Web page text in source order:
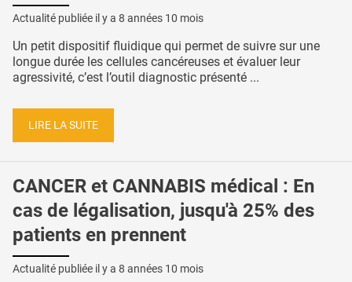
Actualité publiée il y a 8 années 10 mois
Un petit dispositif fluidique qui permet de suivre sur une
longue durée les cellules cancéreuses et évaluer leur
agressivité, c’est l’outil diagnostic présenté ...
LIRE LA SUITE
CANCER et CANNABIS médical : En
cas de légalisation, jusqu'à 25% des
patients en prennent
Actualité publiée il y a 8 années 10 mois